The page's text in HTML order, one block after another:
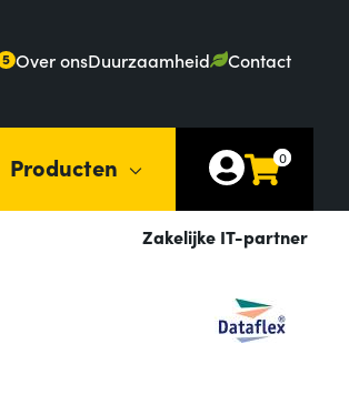
5 Over onsDuurzaamheid Contact
Producten 0
Zakelijke IT-partner